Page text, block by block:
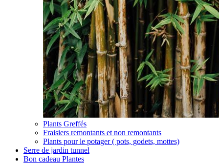
Plants Greffés
Fraisiers remontants et non remontants
Plants pour le potager ( pots, godets, mottes)
Serre de jardin tunnel
Bon cadeau Plantes